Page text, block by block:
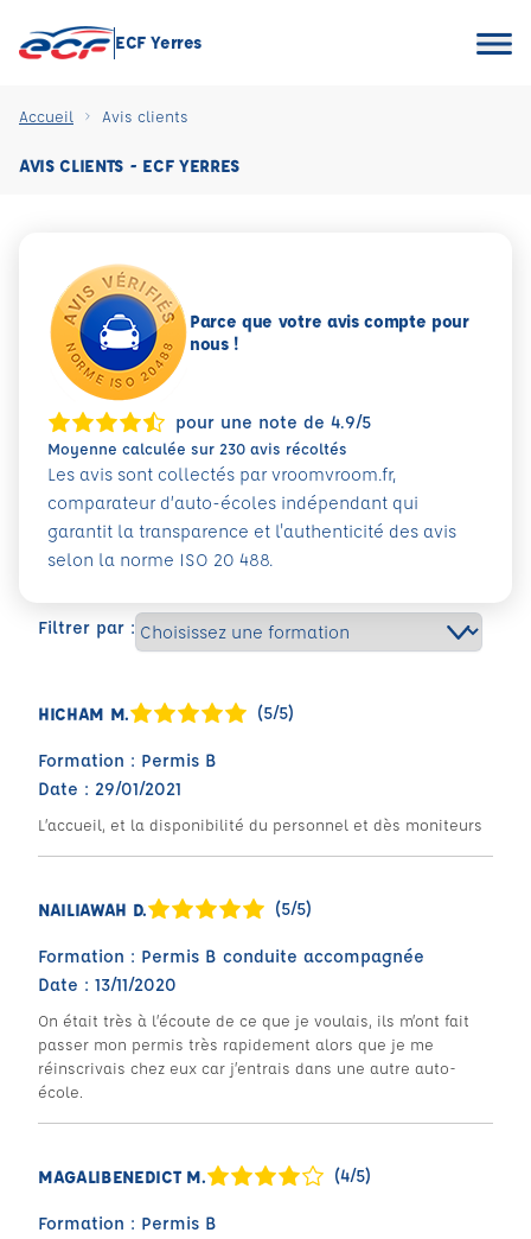
ECF Yerres
Accueil Avis clients
AVIS CLIENTS - ECF YERRES
Filtrer par :
HICHAM M. (5/5)
Formation : Permis B
Date : 29/01/2021
L’accueil, et la disponibilité du personnel et dès moniteurs
NAILIAWAH D. (5/5)
Formation : Permis B conduite accompagnée
Date : 13/11/2020
On était très à l’écoute de ce que je voulais, ils m’ont fait
passer mon permis très rapidement alors que je me
réinscrivais chez eux car j’entrais dans une autre auto-
école.
MAGALIBENEDICT M. (4/5)
Formation : Permis B
Parce que votre avis compte pour
nous !
pour une note de 4.9/5
Moyenne calculée sur 230 avis récoltés
Les avis sont collectés par vroomvroom.fr,
comparateur d’auto-écoles indépendant qui
garantit la transparence et l'authenticité des avis
selon la norme ISO 20 488.